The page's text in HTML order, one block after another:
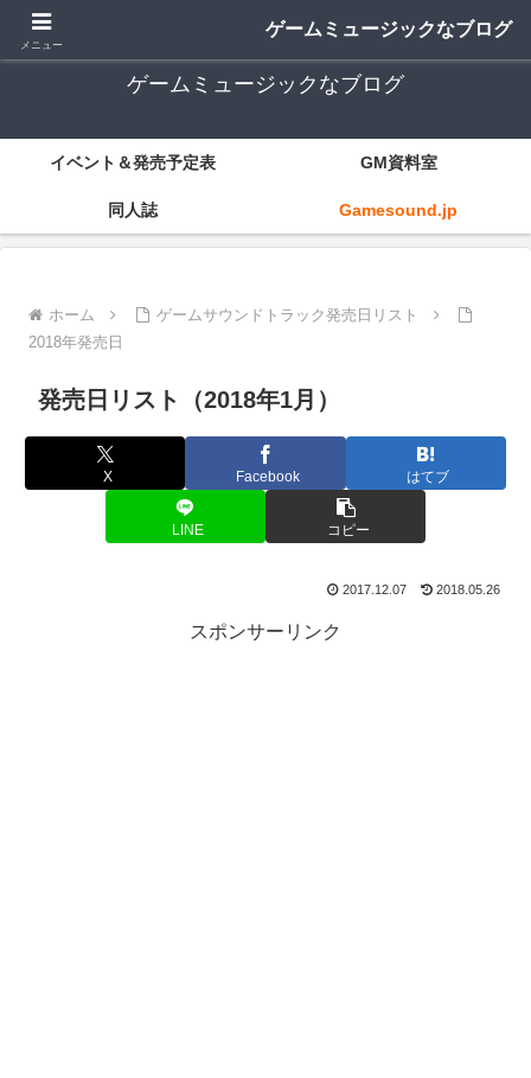
ゲーム音楽とレトロゲー中心
ゲームミュージックなブログ
イベント＆発売予定表 GM資料室
同人誌 Gamesound.jp
ホーム
ゲームサウンドトラック発売日リスト
2018年発売日
発売日リスト（2018年1月）
X Facebook はてブ
LINE コピー
2017.12.07 2018.05.26
スポンサーリンク
メニュー
ゲームミュージックなブログ